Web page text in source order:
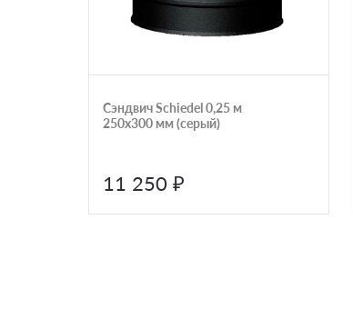
Сэндвич Schiedel 0,25 м
250х300 мм (серый)
11 250 ₽